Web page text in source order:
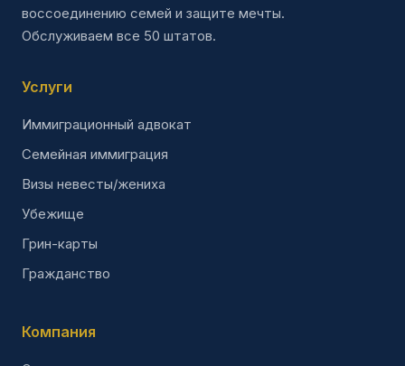
воссоединению семей и защите мечты.
Обслуживаем все 50 штатов.
Услуги
Иммиграционный адвокат
Семейная иммиграция
Визы невесты/жениха
Убежище
Грин-карты
Гражданство
Компания